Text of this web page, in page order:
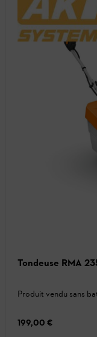
Tondeuse RMA
Produit vendu sans
199,00 €